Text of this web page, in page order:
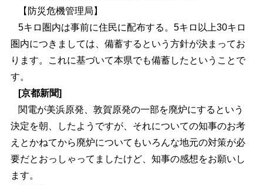
【防災危機管理局】
5キロ圏内は事前に住民に配布する。5キロ以上30キロ
圏内につきましては、備蓄するという方針が決まってお
ります。これに基づいて本県でも備蓄したということで
す。
[京都新聞]
関電が美浜原発、敦賀原発の一部を廃炉にするという
決定を朝、したようですが、それについての知事のお考
えとかねてから廃炉についてもいろんな地元の対策が必
要だとおっしゃってましたけど、知事の感想をお願いし
ます。